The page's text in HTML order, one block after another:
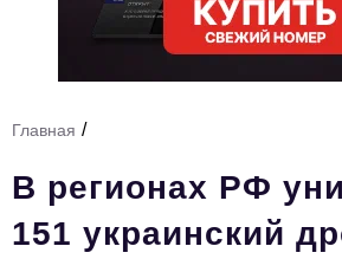
Премия "Тульский Бизнес"
История тульского
Тема номера
HR
Главная /
В регионах РФ
151 украинский